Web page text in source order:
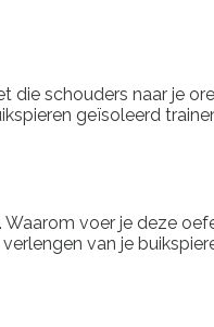
schouders naar je
geïsoleerd
voer je deze
van je